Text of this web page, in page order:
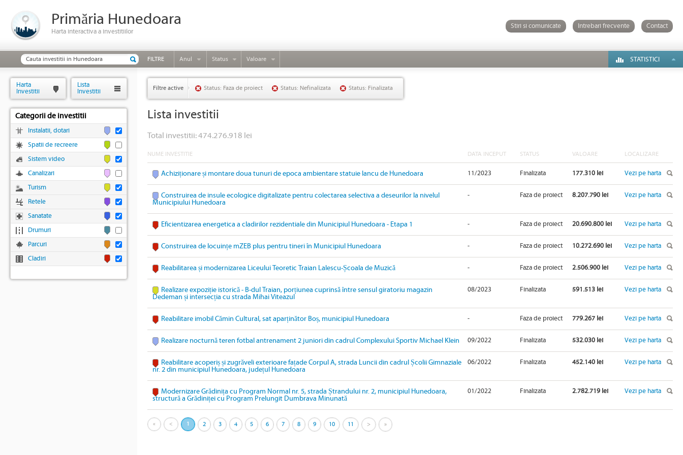
Primăria Hunedoara
Harta interactiva a investitiilor
Stiri si comunicate Intrebari frecvente Contact
FILTRE Anul Status Valoare STATISTICI
Filtre active Status: Faza de proiect Status: Nefinalizata Status: Finalizata
Lista investitii
Total investitii: 474.276.918 lei
NUME INVESTITIE DATA INCEPUT STATUS VALOARE LOCALIZARE
Achiziționare și montare doua tunuri de epoca ambientare statuie Iancu de Hunedoara 11/2023 Finalizata 177.310 lei Vezi pe harta
Construirea de insule ecologice digitalizate pentru colectarea selectiva a deseurilor la nivelul
Municipiului Hunedoara
- Faza de proiect 8.207.790 lei Vezi pe harta
Eficientizarea energetica a cladirilor rezidentiale din Municipiul Hunedoara - Etapa 1 - Faza de proiect 20.690.800 lei Vezi pe harta
Construirea de locuințe mZEB plus pentru tineri în Municipiul Hunedoara - Faza de proiect 10.272.690 lei Vezi pe harta
Reabilitarea și modernizarea Liceului Teoretic Traian Lalescu-Școala de Muzică - Faza de proiect 2.506.900 lei Vezi pe harta
Realizare expoziție istorică - B-dul Traian, porțiunea cuprinsă între sensul giratoriu magazin
Dedeman și intersecția cu strada Mihai Viteazul
08/2023 Finalizata 591.513 lei Vezi pe harta
Reabilitare imobil Cămin Cultural, sat aparținător Boș, municipiul Hunedoara - Faza de proiect 779.267 lei Vezi pe harta
Realizare nocturnă teren fotbal antrenament 2 juniori din cadrul Complexului Sportiv Michael Klein 09/2022 Finalizata 532.030 lei Vezi pe harta
Reabilitare acoperiș și zugrăveli exterioare fațade Corpul A, strada Luncii din cadrul Școlii Gimnaziale
nr. 2 din municipiul Hunedoara, județul Hunedoara
06/2022 Finalizata 452.140 lei Vezi pe harta
Modernizare Grădinița cu Program Normal nr. 5, strada Ștrandului nr. 2, municipiul Hunedoara,
structură a Grădiniței cu Program Prelungit Dumbrava Minunată
01/2022 Finalizata 2.782.719 lei Vezi pe harta
« < 1 2 3 4 5 6 7 8 9 10 11 > »
Harta
Investitii
Lista
Investitii
Categorii de investitii
Instalatii, dotari
Spatii de recreere
Sistem video
Canalizari
Turism
Retele
Sanatate
Drumuri
Parcuri
Cladiri